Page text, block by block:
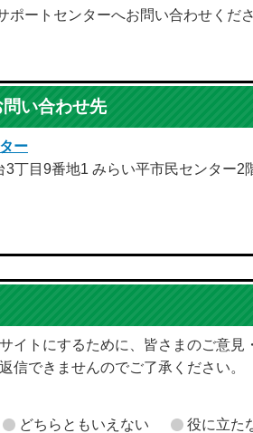
ートセンターへお問い合わせくださ
い合わせ先
ー
丁目9番地1 みらい平市民センター2
イトにするために、皆さまのご意見
信できませんのでご了承ください。
どちらともいえない 役に立た